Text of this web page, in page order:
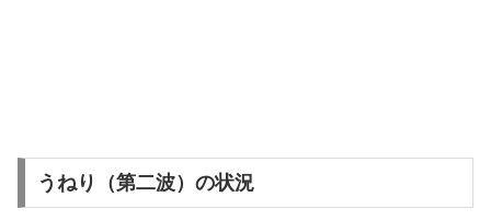
うねり（第二波）の状況